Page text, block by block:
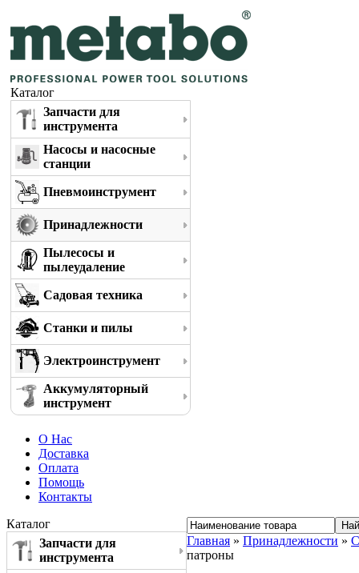
Каталог
Запчасти для
инструмента
Насосы и насосные
станции
Пневмоинструмент
Принадлежности
Пылесосы и
пылеудаление
Садовая техника
Станки и пилы
Электроинструмент
Аккумуляторный
инструмент
О Нас
Доставка
Оплата
Помощь
Контакты
Каталог
Запчасти для
инструмента
Главная » Принадлежности »
патроны